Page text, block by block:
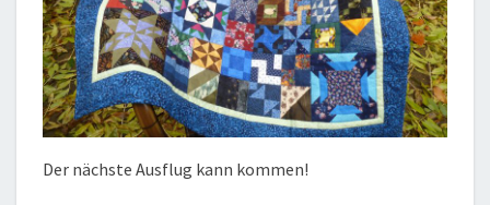
Der nächste Ausflug kann kommen!